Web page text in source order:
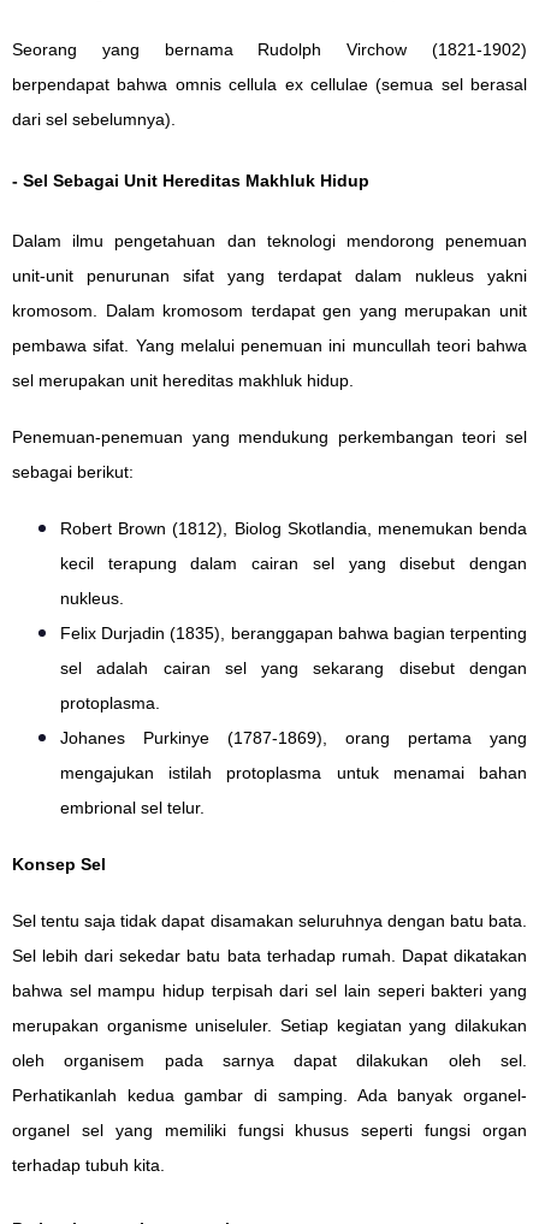
Seorang yang bernama Rudolph Virchow (1821-1902)
berpendapat bahwa omnis cellula ex cellulae (semua sel berasal
dari sel sebelumnya).
- Sel Sebagai Unit Hereditas Makhluk Hidup
Dalam ilmu pengetahuan dan teknologi mendorong penemuan
unit-unit penurunan sifat yang terdapat dalam nukleus yakni
kromosom. Dalam kromosom terdapat gen yang merupakan unit
pembawa sifat. Yang melalui penemuan ini muncullah teori bahwa
sel merupakan unit hereditas makhluk hidup.
Penemuan-penemuan yang mendukung perkembangan teori sel
sebagai berikut:
Robert Brown (1812), Biolog Skotlandia, menemukan benda
kecil terapung dalam cairan sel yang disebut dengan
nukleus.
Felix Durjadin (1835), beranggapan bahwa bagian terpenting
sel adalah cairan sel yang sekarang disebut dengan
protoplasma.
Johanes Purkinye (1787-1869), orang pertama yang
mengajukan istilah protoplasma untuk menamai bahan
embrional sel telur.
Konsep Sel
Sel tentu saja tidak dapat disamakan seluruhnya dengan batu bata.
Sel lebih dari sekedar batu bata terhadap rumah. Dapat dikatakan
bahwa sel mampu hidup terpisah dari sel lain seperi bakteri yang
merupakan organisme uniseluler. Setiap kegiatan yang dilakukan
oleh organisem pada sarnya dapat dilakukan oleh sel.
Perhatikanlah kedua gambar di samping. Ada banyak organel-
organel sel yang memiliki fungsi khusus seperti fungsi organ
terhadap tubuh kita.